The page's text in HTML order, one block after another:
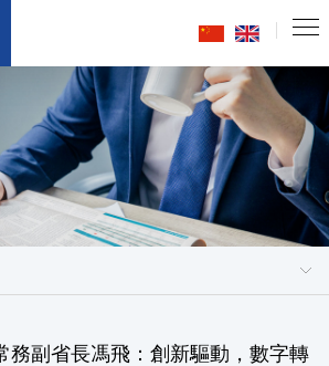
務副省長馮飛：創新驅動，數字轉